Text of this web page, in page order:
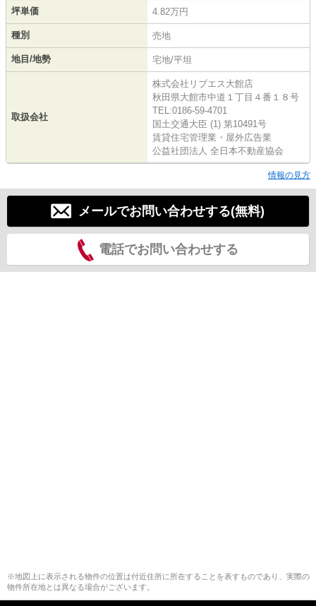
坪単価 4.82万円
種別 売地
地目/地勢 宅地/平坦
取扱会社
株式会社リブエス大館店
秋田県大館市中道１丁目４番１８号
TEL:0186-59-4701
国土交通大臣 (1) 第10491号
賃貸住宅管理業・屋外広告業
公益社団法人 全日本不動産協会
情報の見方
メールでお問い合わせする(無料)
電話でお問い合わせする
※地図上に表示される物件の位置は付近住所に所在することを表すものであり、実際の
物件所在地とは異なる場合がございます。